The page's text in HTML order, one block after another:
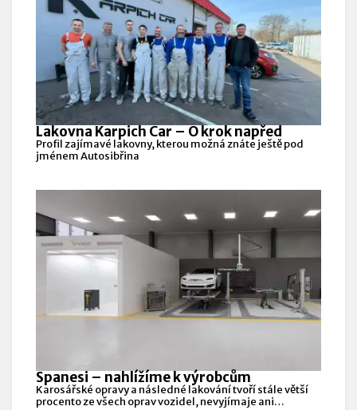
Lakovna Karpich Car – O krok napřed
Profil zajímavé lakovny, kterou možná znáte ještě pod
jménem Autosibřina
Spanesi – nahlížíme k výrobcům
Karosářské opravy a následné lakování tvoří stále větší
procento ze všech oprav vozidel, nevyjímaje ani